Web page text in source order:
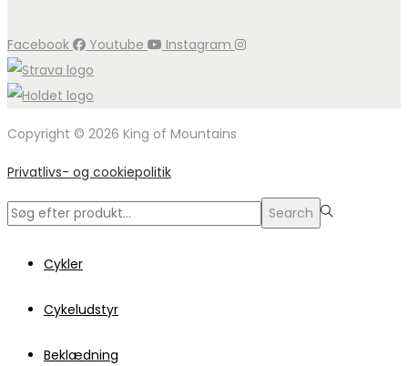
Facebook Youtube Instagram
Copyright © 2026 King of Mountains
Privatlivs- og cookiepolitik
Search
Search
Cykler
Cykeludstyr
Beklædning